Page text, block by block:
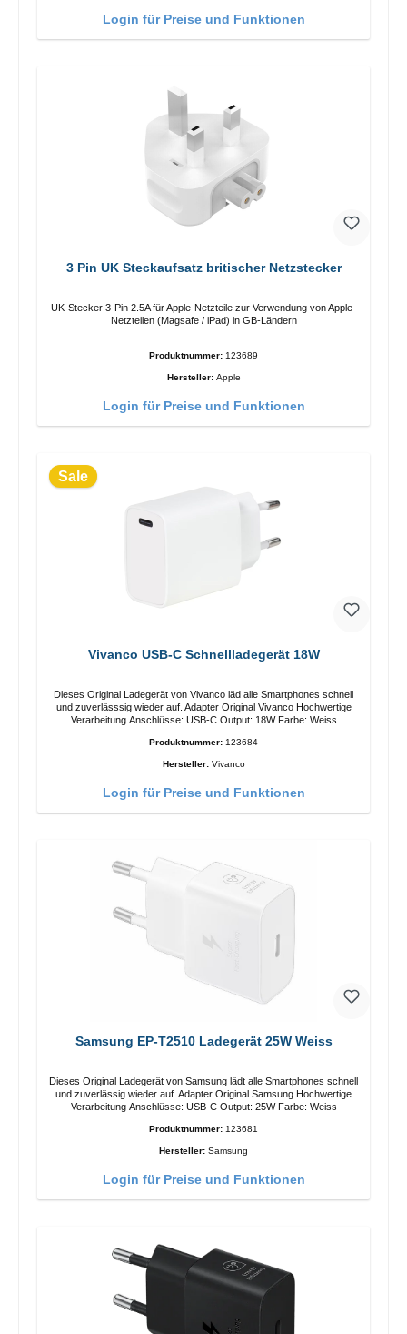
Login für Preise und Funktionen
3 Pin UK Steckaufsatz britischer Netzstecker
UK-Stecker 3-Pin 2.5A für Apple-Netzteile zur Verwendung von Apple-
Netzteilen (Magsafe / iPad) in GB-Ländern
Produktnummer: 123689
Hersteller: Apple
Login für Preise und Funktionen
Sale
Vivanco USB-C Schnellladegerät 18W
Dieses Original Ladegerät von Vivanco läd alle Smartphones schnell
und zuverlässsig wieder auf. Adapter Original Vivanco Hochwertige
Verarbeitung Anschlüsse: USB-C Output: 18W Farbe: Weiss
Produktnummer: 123684
Hersteller: Vivanco
Login für Preise und Funktionen
Samsung EP-T2510 Ladegerät 25W Weiss
Dieses Original Ladegerät von Samsung lädt alle Smartphones schnell
und zuverlässig wieder auf. Adapter Original Samsung Hochwertige
Verarbeitung Anschlüsse: USB-C Output: 25W Farbe: Weiss
Produktnummer: 123681
Hersteller: Samsung
Login für Preise und Funktionen